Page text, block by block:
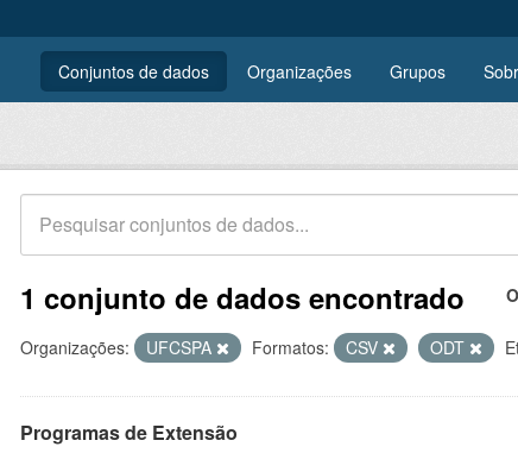
Conjuntos de dados Organizações Grupos
1 conjunto de dados encontrado
Organizações: UFCSPA Formatos: CSV ODT
Programas de Extensão